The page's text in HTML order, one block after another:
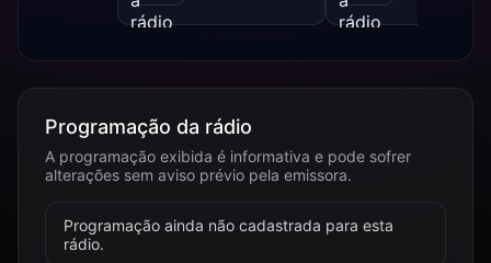
Programação da rádio
A programação exibida é informativa e pode sofrer
alterações sem aviso prévio pela emissora.
Programação ainda não cadastrada para esta
rádio.